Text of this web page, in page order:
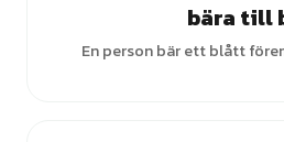
bära till
En person bär ett blått